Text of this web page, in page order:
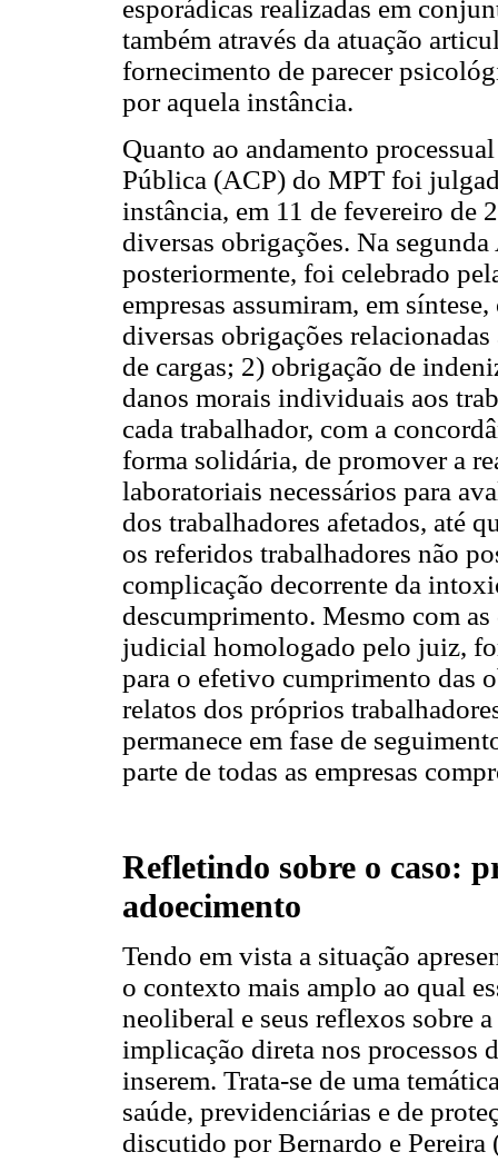
esporádicas realizadas em
também através da atuação
fornecimento de parecer
por aquela instância.
Quanto ao andamento
Pública (ACP) do MPT foi
instância, em 11 de fevereiro de
diversas obrigações. Na
posteriormente, foi celebrado
empresas assumiram, em
diversas obrigações
de cargas; 2) obrigação de
danos morais individuais aos
cada trabalhador, com a
forma solidária, de promover a
laboratoriais necessários para
dos trabalhadores afetados, até
os referidos trabalhadores não
complicação decorrente da
descumprimento. Mesmo com
judicial homologado pelo juiz,
para o efetivo cumprimento das
relatos dos próprios
permanece em fase de
parte de todas as empresas
Refletindo sobre o caso:
adoecimento
Tendo em vista a situação
o contexto mais amplo ao qual
neoliberal e seus reflexos sobre
implicação direta nos processos
inserem. Trata-se de uma
saúde, previdenciárias e de
discutido por Bernardo e Pereira